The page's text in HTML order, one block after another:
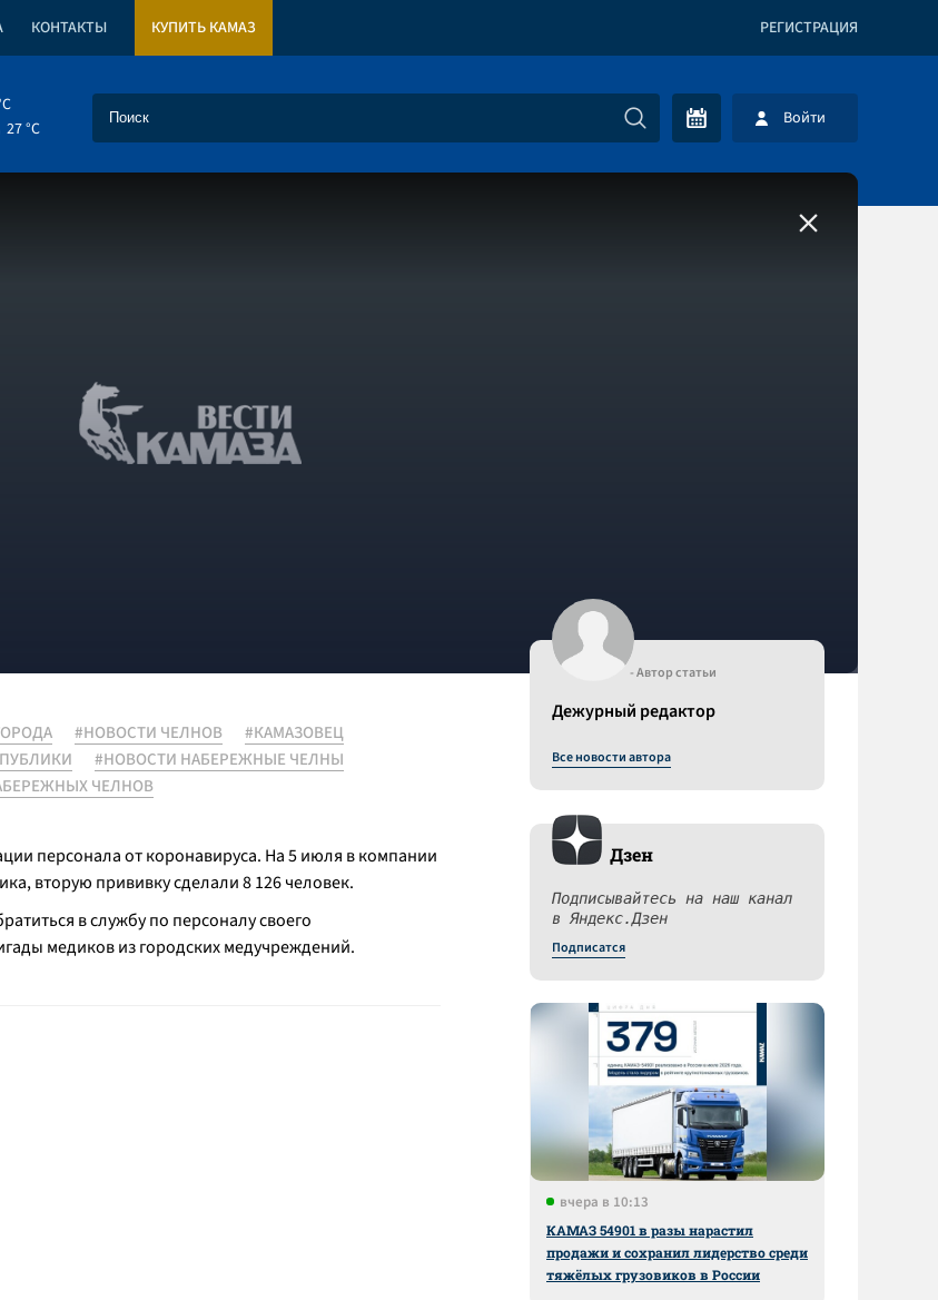
КОНТАКТЫ КУПИТЬ КАМАЗ РЕГИСТРАЦИЯ
27 °C Войти
#НОВОСТИ ЧЕЛНОВ
#КАМАЗОВЕЦ
#НОВОСТИ НАБЕРЕЖНЫЕ ЧЕЛНЫ
ЧЕЛНОВ
персонала от коронавируса. На 5 июля в компании
вторую прививку сделали 8 126 человек.
в службу по персоналу своего
медиков из городских медучреждений.
- Автор статьи
Дежурный редактор
Все новости автора
Дзен
Подписывайтесь на наш канал
в Яндекс.Дзен
Подписатся
вчера в 10:13
КАМАЗ 54901 в разы нарастил
продажи и сохранил лидерство среди
тяжёлых грузовиков в России